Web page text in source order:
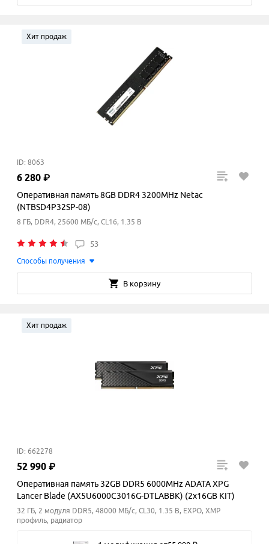
Хит продаж
ID: 8063
6 280 ₽
Оперативная память 8GB DDR4 3200MHz Netac
(NTBSD4P32SP-08)
8 ГБ, DDR4, 25600 МБ/с, CL16, 1.35 В
53
Способы получения
В корзину
Хит продаж
ID: 662278
52 990 ₽
Оперативная память 32GB DDR5 6000MHz ADATA XPG
Lancer Blade (AX5U6000C3016G-DTLABBK) (2x16GB KIT)
32 ГБ, 2 модуля DDR5, 48000 МБ/с, CL30, 1.35 В, EXPO, XMP
профиль, радиатор